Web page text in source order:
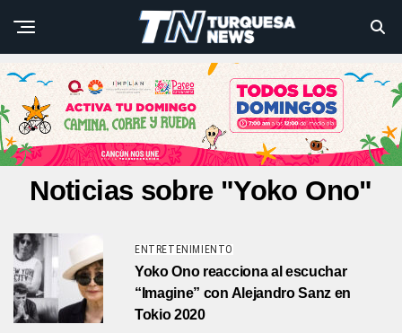
Noticias sobre "Yoko Ono"
ENTRETENIMIENTO
Yoko Ono reacciona al escuchar
“Imagine” con Alejandro Sanz en
Tokio 2020